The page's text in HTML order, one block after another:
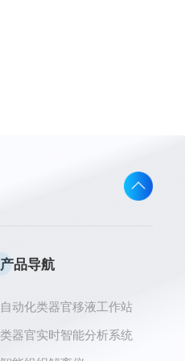
产品导航
自动化类器官移液工作站
类器官实时智能分析系统